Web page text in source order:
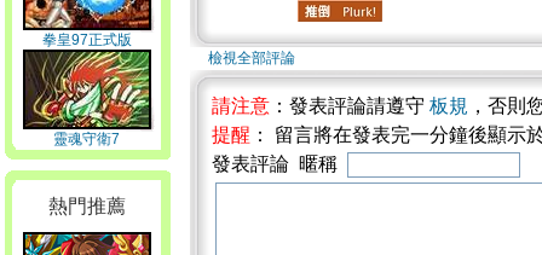
拳皇97正式版
靈魂守衛7
熱門推薦
檢視全部評論
請注意 ：發表評論請遵守 板規 ，否則
提醒 ： 留言將在發表完一分鐘後顯示
發表評論 暱稱